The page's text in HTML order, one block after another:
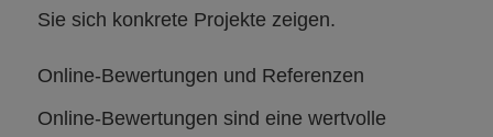
Sie sich konkrete Projekte zeigen.
Online-Bewertungen und Referenzen
Online-Bewertungen sind eine wertvolle